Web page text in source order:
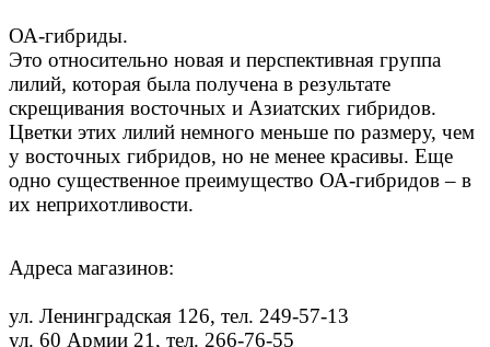
ОА-гибриды.
Это относительно новая и перспективная группа
лилий, которая была получена в результате
скрещивания восточных и Азиатских гибридов.
Цветки этих лилий немного меньше по размеру, чем
у восточных гибридов, но не менее красивы. Еще
одно существенное преимущество ОА-гибридов – в
их неприхотливости.
Адреса магазинов:
ул. Ленинградская 126, тел. 249-57-13
ул. 60 Армии 21, тел. 266-76-55